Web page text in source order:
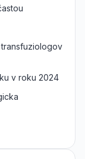
v roku 2024